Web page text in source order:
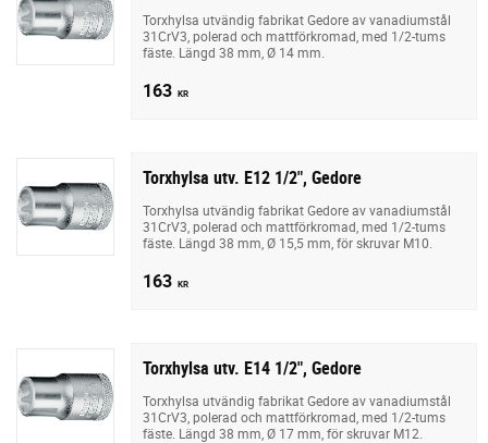
Torxhylsa utvändig fabrikat Gedore av vanadiumstål
31CrV3, polerad och mattförkromad, med 1/2-tums
fäste. Längd 38 mm, Ø 14 mm.
163 KR
Torxhylsa utv. E12 1/2", Gedore
Torxhylsa utvändig fabrikat Gedore av vanadiumstål
31CrV3, polerad och mattförkromad, med 1/2-tums
fäste. Längd 38 mm, Ø 15,5 mm, för skruvar M10.
163 KR
Torxhylsa utv. E14 1/2", Gedore
Torxhylsa utvändig fabrikat Gedore av vanadiumstål
31CrV3, polerad och mattförkromad, med 1/2-tums
fäste. Längd 38 mm, Ø 17 mm, för skruvar M12.